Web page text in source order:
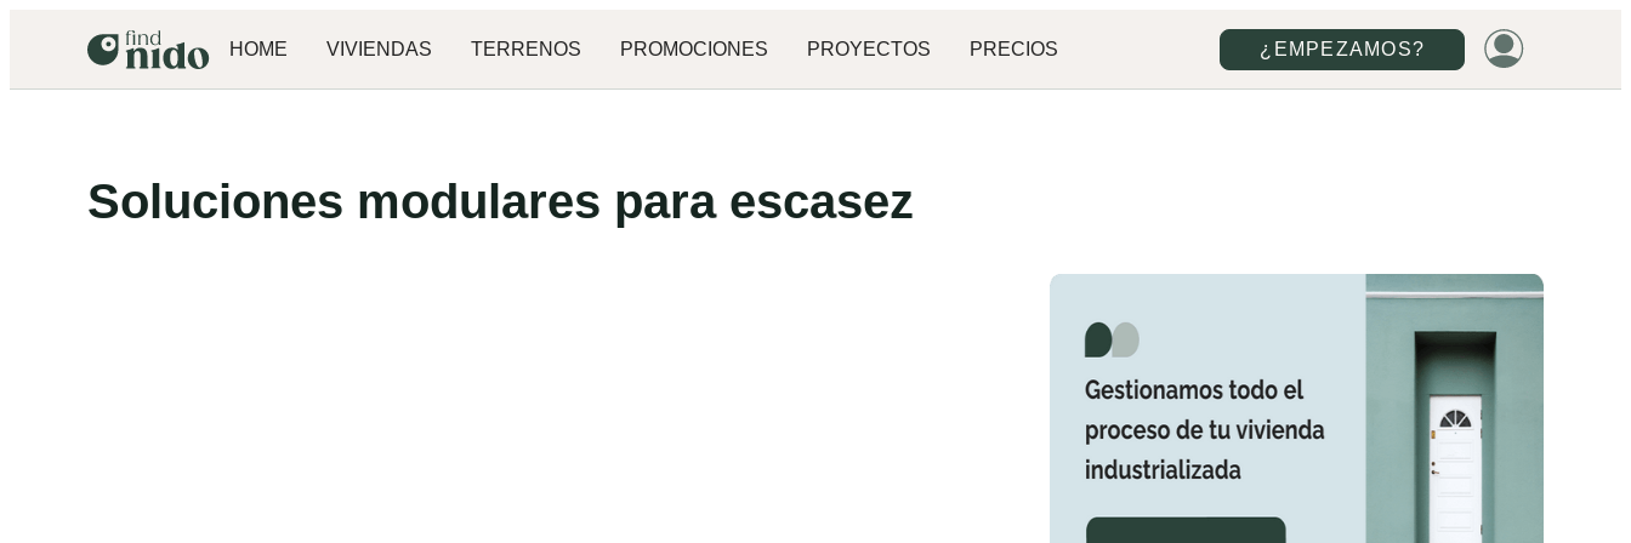
HOME VIVIENDAS TERRENOS PROMOCIONES PROYECTOS PRECIOS ¿EMPEZAMOS?
Soluciones modulares para escasez